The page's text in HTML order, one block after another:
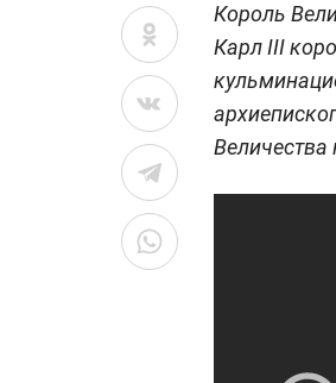
Король
Карл III
Величества